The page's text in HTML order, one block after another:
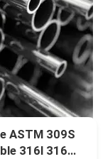
ASTM 309S
316l 316